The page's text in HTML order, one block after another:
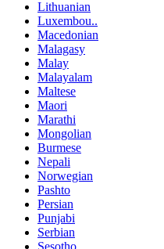
Lithuanian
Luxembou..
Macedonian
Malagasy
Malay
Malayalam
Maltese
Maori
Marathi
Mongolian
Burmese
Nepali
Norwegian
Pashto
Persian
Punjabi
Serbian
Sesotho